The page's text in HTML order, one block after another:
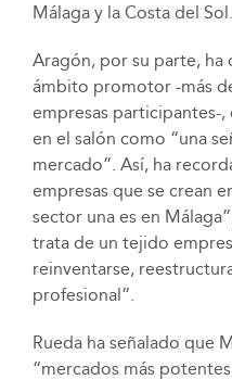
Málaga y la Costa del Sol.
Aragón, por su parte, ha
ámbito promotor -más
empresas participantes-,
en el salón como “una
mercado”. Así, ha
empresas que se crean
sector una es en
trata de un tejido
reinventarse,
profesional”.
Rueda ha señalado que
“mercados más